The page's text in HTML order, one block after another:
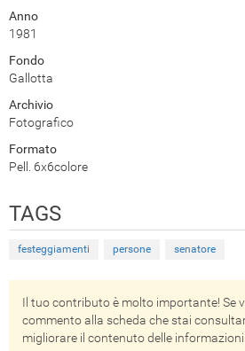
Anno
1981
Fondo
Gallotta
Archivio
Fotografico
Formato
Pell. 6x6colore
TAGS
festeggiamenti persone senatore
Il tuo contributo è molto importante! Se
commento alla scheda che stai
migliorare il contenuto delle